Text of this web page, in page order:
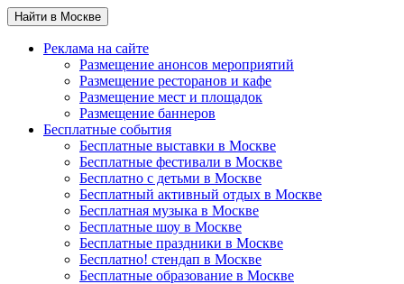
Найти в Москве
Реклама на сайте
Размещение анонсов мероприятий
Размещение ресторанов и кафе
Размещение мест и площадок
Размещение баннеров
Бесплатные события
Бесплатные выставки в Москве
Бесплатные фестивали в Москве
Бесплатно с детьми в Москве
Бесплатный активный отдых в Москве
Бесплатная музыка в Москве
Бесплатные шоу в Москве
Бесплатные праздники в Москве
Бесплатно! стендап в Москве
Бесплатные образование в Москве